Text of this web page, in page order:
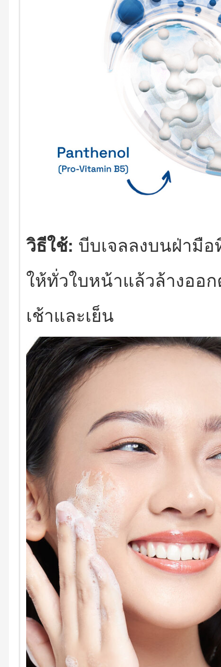
วิธีใช้: บีบเจลลงบนฝ่ามือ
ให้ทั่วใบหน้าแล้วล้างออ
เช้าและเย็น